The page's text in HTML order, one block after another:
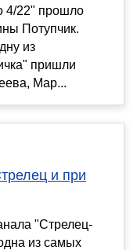
4/22" прошло
Потупчик.
из
пришли
Мар...
и при
"Стрелец-
из самых